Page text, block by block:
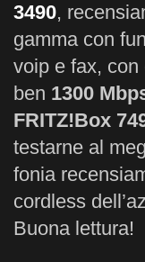
3490,
gamma con
voip e fax,
ben 1300
FRITZ!Box
testarne al
fonia
cordless
Buona lettura!